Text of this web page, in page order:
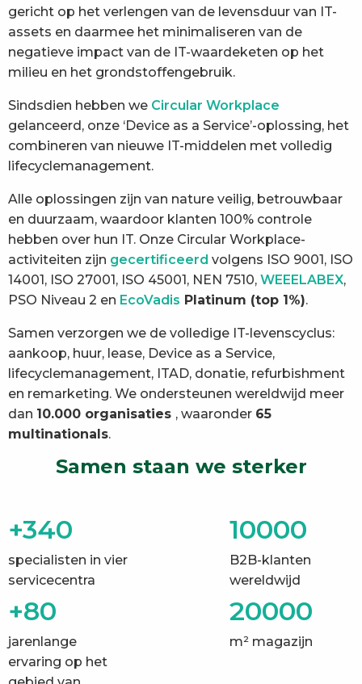
gericht op het verlengen van de levensduur van IT-
assets en daarmee het minimaliseren van de
negatieve impact van de IT-waardeketen op het
milieu en het grondstoffengebruik.
Sindsdien hebben we Circular Workplace
gelanceerd, onze ‘Device as a Service’-oplossing, het
combineren van nieuwe IT-middelen met volledig
lifecyclemanagement.
Alle oplossingen zijn van nature veilig, betrouwbaar
en duurzaam, waardoor klanten 100% controle
hebben over hun IT. Onze Circular Workplace-
activiteiten zijn gecertificeerd volgens ISO 9001, ISO
14001, ISO 27001, ISO 45001, NEN 7510, WEEELABEX,
PSO Niveau 2 en EcoVadis Platinum (top 1%).
Samen verzorgen we de volledige IT-levenscyclus:
aankoop, huur, lease, Device as a Service,
lifecyclemanagement, ITAD, donatie, refurbishment
en remarketing. We ondersteunen wereldwijd meer
dan 10.000 organisaties , waaronder 65
multinationals.
Samen staan we sterker
+340
specialisten in vier
servicecentra
10000
B2B-klanten
wereldwijd
+80
jarenlange
ervaring op het
20000
m² magazijn